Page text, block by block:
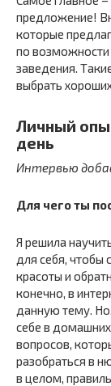
предложение!
которые
по возможности
заведения.
выбрать
Личный
день
Интервью
Для чего ты
Я решила
для себя, чтобы
красоты и
конечно, в
данную тему.
себе в домашних
вопросов,
разобраться в
в целом,